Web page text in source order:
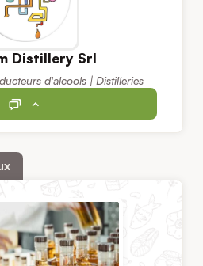
Distillery Srl
d'alcools | Distilleries